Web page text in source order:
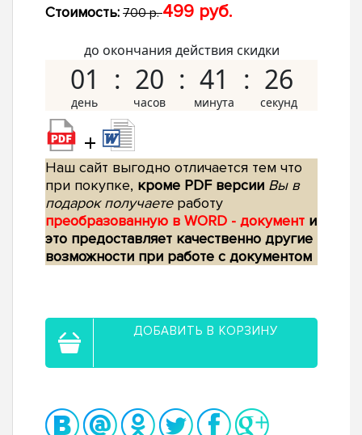
Стоимость: 700 р.499 руб.
до окончания действия скидки
01 20 41 25
+
Наш сайт выгодно отличается тем что
при покупке, кроме PDF версии Вы в
подарок получаетеработу
преобразованную в WORD - документ и
это предоставляет качественно другие
возможности при работе с документом
ДОБАВИТЬ В КОРЗИНУ